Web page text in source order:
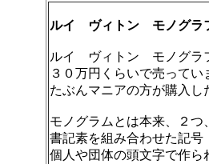
ルイ ヴィトン モノグラ
ルイ ヴィトン モノグラ
３０万円くらいで売ってい
たぶんマニアの方が購入し
モノグラムとは本来、２
書記素を組み合わせた記
個人や団体の頭文字で作